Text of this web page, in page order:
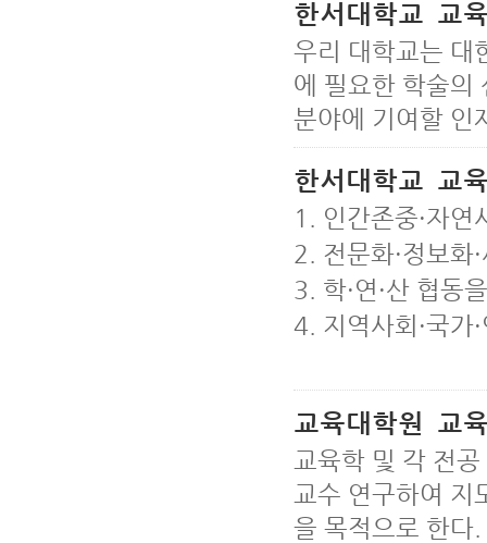
한서대학교 교
우리 대학교는 대
에 필요한 학술의
분야에 기여할 인
한서대학교 교
1. 인간존중·자연
2. 전문화·정보화
3. 학·연·산 협동
4. 지역사회·국가
교육대학원 교
교육학 및 각 전
교수 연구하여 지
을 목적으로 한다.